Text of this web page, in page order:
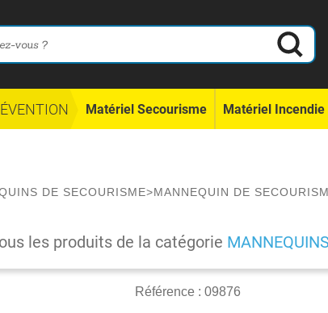
Matériel Secourisme Matériel Incendie
DE SECOURISME>MANNEQUIN DE
les produits de la catégorie
Référence : 09876